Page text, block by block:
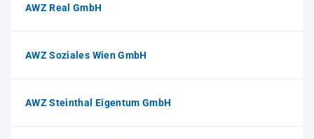
AWZ Real GmbH
AWZ Soziales Wien GmbH
AWZ Steinthal Eigentum GmbH